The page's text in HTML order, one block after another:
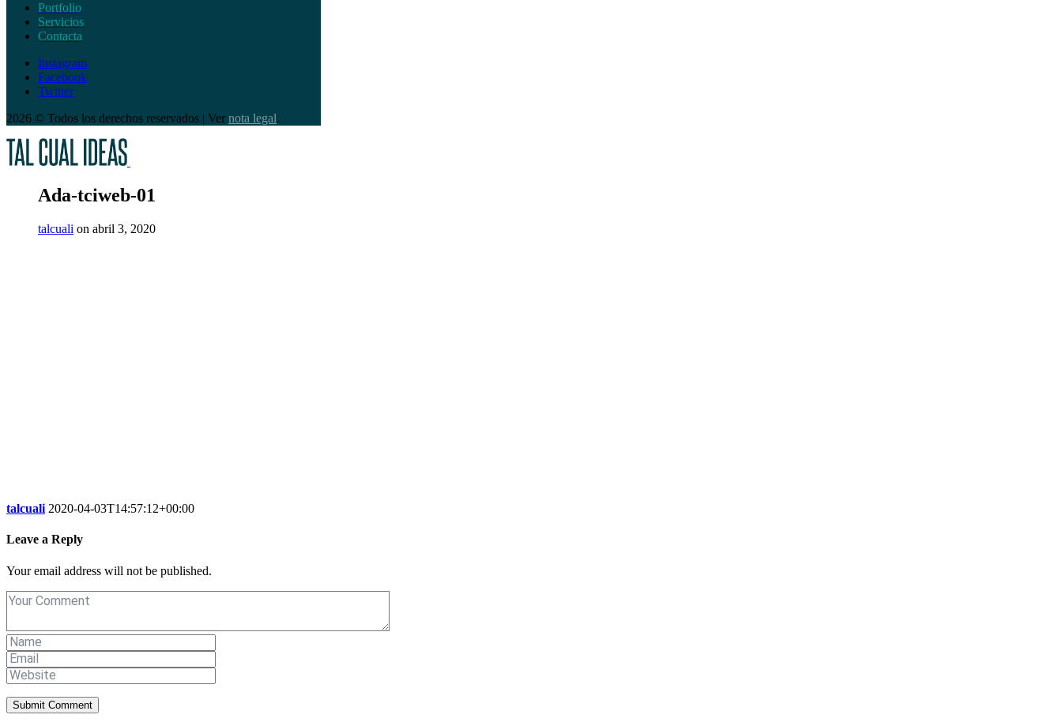
Portfolio
Servicios
Contacta
Instagram
Facebook
Twitter
2026 © Todos los derechos reservados | Ver nota legal.
Ada-tciweb-01
talcuali on abril 3, 2020
talcuali 2020-04-03T14:57:12+00:00
Leave a Reply
Your email address will not be published.